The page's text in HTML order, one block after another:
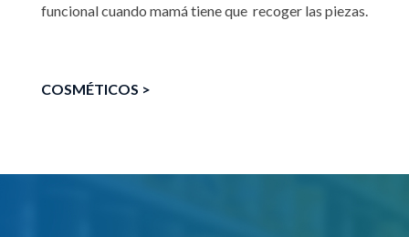
funcional cuando mamá tiene que recoger las piezas.
COSMÉTICOS >